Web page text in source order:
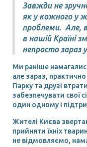
Завжди не
як у кожного у
проблеми. Але,
в нашій Країні
непросто зараз
Ми раніше
але зараз, практично
Парку та друзі
забезпечувати свої
один одному і
Жителі Києва
прийняти їхніх
не відмовляємо,